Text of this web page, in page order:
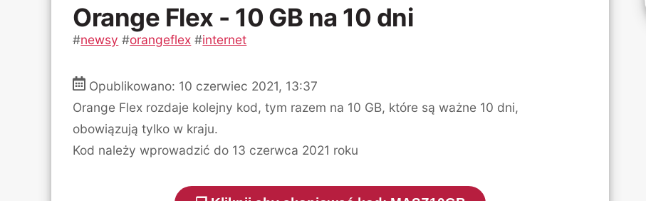
Orange Flex - 10 GB na 10 dni
#newsy #orangeflex #internet
Opublikowano: 10 czerwiec 2021, 13:37
Orange Flex rozdaje kolejny kod, tym razem na 10 GB, które są ważne 10 dni,
obowiązują tylko w kraju.
Kod należy wprowadzić do 13 czerwca 2021 roku